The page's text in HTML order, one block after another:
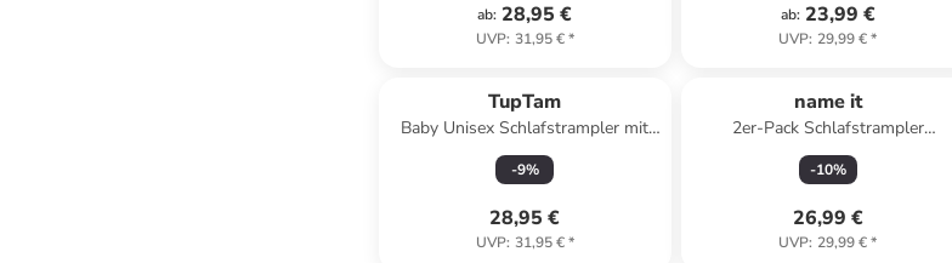
ab: 28,95 €
UVP: 31,95 €*
ab: 23,99 €
UVP: 29,99 €*
TupTam
Baby Unisex Schlafstrampler mit
Fuß 3er Pack in rosa
-9%
28,95 €
UVP: 31,95 €*
name it
2er-Pack Schlafstrampler
Nbmnightsuit Auto in jet stream
-10%
26,99 €
UVP: 29,99 €*